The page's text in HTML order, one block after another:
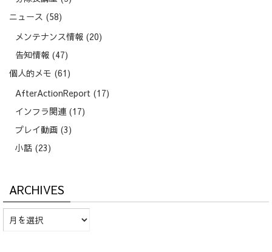
ニュース (58)
メンテナンス情報 (20)
告知情報 (47)
個人的メモ (61)
AfterActionReport (17)
インフラ関連 (17)
プレイ動画 (3)
小話 (23)
ARCHIVES
Archives